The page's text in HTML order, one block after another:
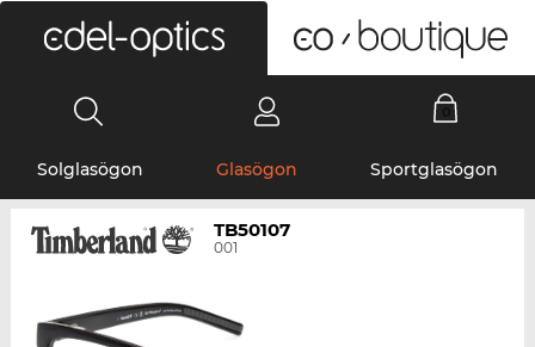
Solglasögon Glasögon Sportglasögon
TB50107
001